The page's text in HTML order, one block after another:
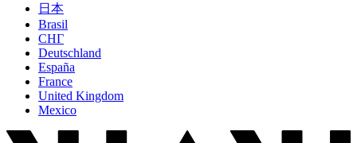
日本
Brasil
СНГ
Deutschland
España
France
United Kingdom
Mexico